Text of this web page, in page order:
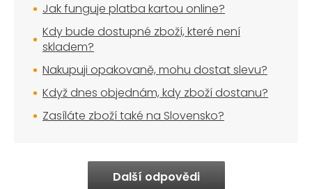
Jak funguje platba kartou online?
Kdy bude dostupné zboží, které není
skladem?
Nakupuji opakovaně, mohu dostat slevu?
Když dnes objednám, kdy zboží dostanu?
Zasíláte zboží také na Slovensko?
Další odpovědi